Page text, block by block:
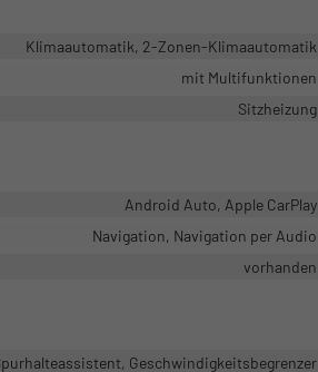
Klimaautomatik, 2-Zonen-Klimaautomatik
mit Multifunktionen
Sitzheizung
Android Auto, Apple CarPlay
Navigation, Navigation per Audio
vorhanden
Geschwindigkeitsbegrenzer